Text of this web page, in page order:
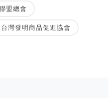
盟總會
台灣發明商品促進協會